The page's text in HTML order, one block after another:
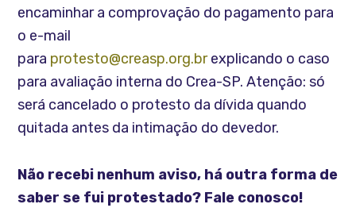
encaminhar a comprovação do pagamento para
o e-mail
para protesto@creasp.org.brexplicando o caso
para avaliação interna do Crea-SP. Atenção: só
será cancelado o protesto da dívida quando
quitada antes da intimação do devedor.
Não recebi nenhum aviso, há outra forma de
saber se fui protestado? Fale conosco!